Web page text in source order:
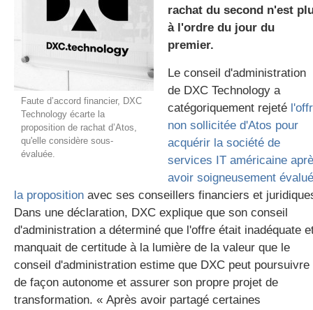
gratuite
Faute d’accord financier, DXC
Technology écarte la
proposition de rachat d’Atos,
qu'elle considère sous-
évaluée.
rachat du second n'est
à l'ordre du jour du
premier.
Le conseil d'administration
de DXC Technology a
catégoriquement rejeté
non sollicitée d'Atos pour
acquérir la société de
services IT américaine
avoir soigneusement évalué
la proposition avec ses conseillers financiers et
Dans une déclaration, DXC explique que son conseil
d'administration a déterminé que l'offre était inadéquate
manquait de certitude à la lumière de la valeur que le
conseil d'administration estime que DXC peut poursuivre
de façon autonome et assurer son propre projet de
transformation. « Après avoir partagé certaines